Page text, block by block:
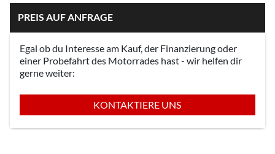
PREIS AUF ANFRAGE
Egal ob du Interesse am Kauf, der Finanzierung oder
einer Probefahrt des Motorrades hast - wir helfen dir
gerne weiter:
KONTAKTIERE UNS